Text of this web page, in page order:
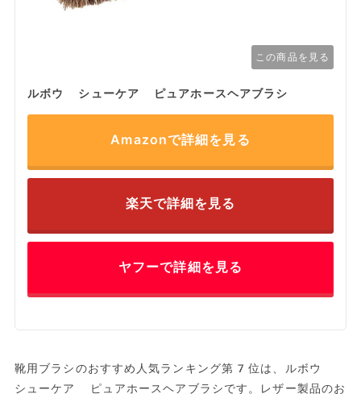
この商品を見る
ルボウ シューケア ピュアホースヘアブラシ
Amazonで詳細を見る
楽天で詳細を見る
ヤフーで詳細を見る
靴用ブラシのおすすめ人気ランキング第7位は、ルボウ
シューケア ピュアホースヘアブラシです。レザー製品のお